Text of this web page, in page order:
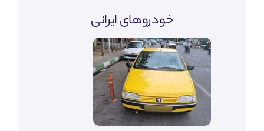
خودروهای ایرانی